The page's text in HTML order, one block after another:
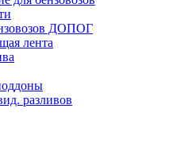
ДОПОГ
лента
разливов